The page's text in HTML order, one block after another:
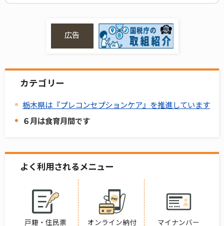
広告
カテゴリー
栃木県は『プレコンセプションケア』を推進しています
６月は食育月間です
よく利用されるメニュー
戸籍・住民票 オンライン納付 マイナンバー